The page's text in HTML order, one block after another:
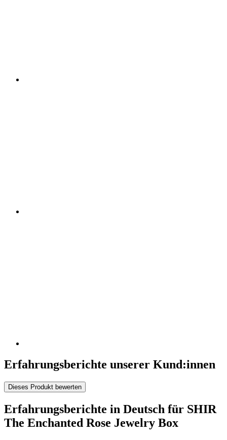
Erfahrungsberichte unserer Kund:innen
Dieses Produkt bewerten
Erfahrungsberichte in Deutsch für SHIR
The Enchanted Rose Jewelry Box